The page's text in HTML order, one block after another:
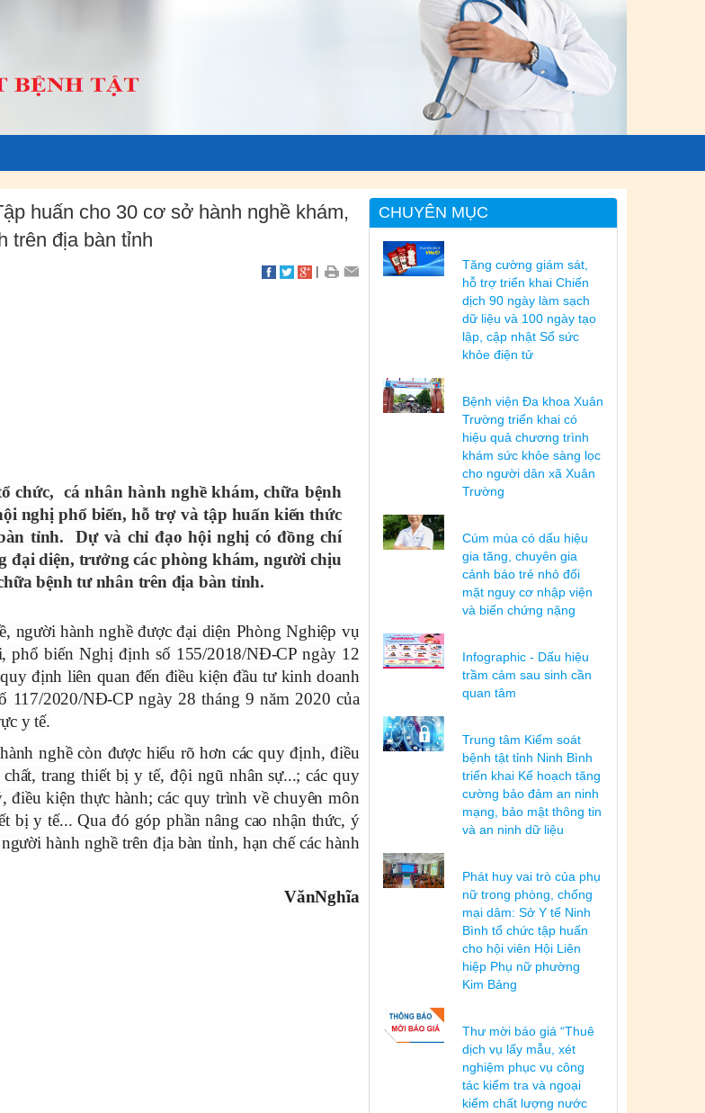
huấn cho 30 cơ sở hành nghề khám,
trên địa bàn tỉnh
|
chức, cá nhân hành nghề khám, chữa bệnh
nghị phổ biến, hỗ trợ và tập huấn kiến thức
tỉnh. Dự và chỉ đạo hội nghị có đồng chí
đại diện, trưởng các phòng khám, người chịu
bệnh tư nhân trên địa bàn tỉnh.
người hành nghề được đại diện Phòng Nghiệp vụ
phổ biến Nghị định số 155/2018/NĐ-CP ngày 12
định liên quan đến điều kiện đầu tư kinh doanh
2020/NĐ-CP ngày 28 tháng 9 năm 2020 của
y tế.
nghề còn được hiểu rõ hơn các quy định, điều
trang thiết bị y tế, đội ngũ nhân sự...; các quy
kiện thực hành; các quy trình về chuyên môn
y tế... Qua đó góp phần nâng cao nhận thức, ý
hành nghề trên địa bàn tỉnh, hạn chế các hành
VănNghĩa
CHUYÊN MỤC
Tăng cường giám sát,
hỗ trợ triển khai Chiến
dịch 90 ngày làm sạch
dữ liệu và 100 ngày tạo
lập, cập nhật Sổ sức
khỏe điện tử
Bệnh viện Đa khoa Xuân
Trường triển khai có
hiệu quả chương trình
khám sức khỏe sàng lọc
cho người dân xã Xuân
Trường
Cúm mùa có dấu hiệu
gia tăng, chuyên gia
cảnh báo trẻ nhỏ đối
mặt nguy cơ nhập viện
và biến chứng nặng
Infographic - Dấu hiệu
trầm cảm sau sinh cần
quan tâm
Trung tâm Kiểm soát
bệnh tật tỉnh Ninh Bình
triển khai Kế hoạch tăng
cường bảo đảm an ninh
mạng, bảo mật thông tin
và an ninh dữ liệu
Phát huy vai trò của phụ
nữ trong phòng, chống
mại dâm: Sở Y tế Ninh
Bình tổ chức tập huấn
cho hội viên Hội Liên
hiệp Phụ nữ phường
Kim Bảng
Thư mời báo giá “Thuê
dịch vụ lấy mẫu, xét
nghiệm phục vụ công
tác kiểm tra và ngoại
kiểm chất lượng nước